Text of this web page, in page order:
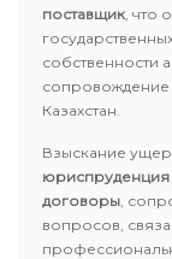
поставщик, что
собственности
Казахстан.
Взыскание
юриспруденция
договоры,
вопросов,